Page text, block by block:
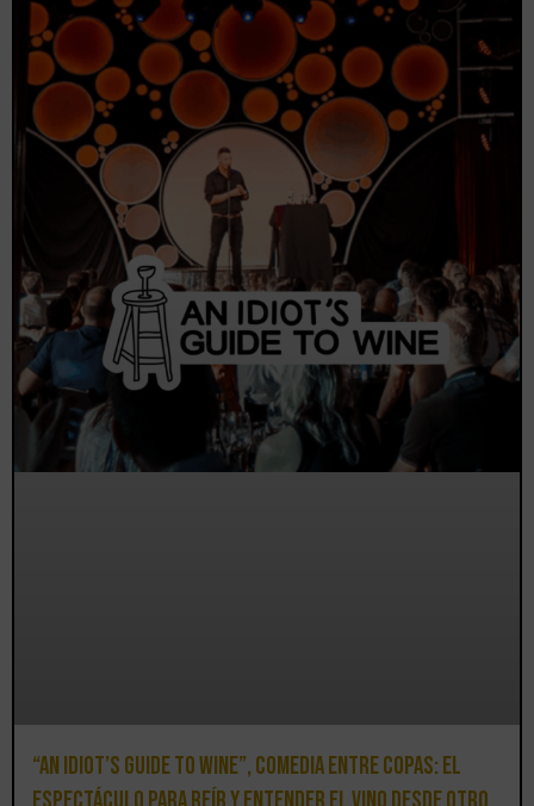
“An Idiot’s Guide to Wine”, comedia entre copas: el